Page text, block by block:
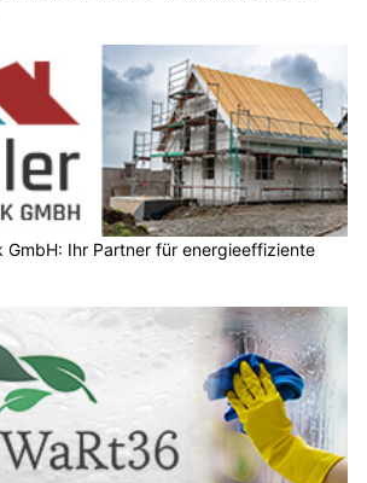
GmbH: Ihr Partner für energieeffiziente